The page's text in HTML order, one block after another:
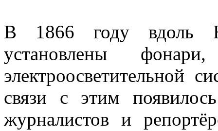
В 1866 году вдоль
установлены
электроосветительной
связи с этим
журналистов и